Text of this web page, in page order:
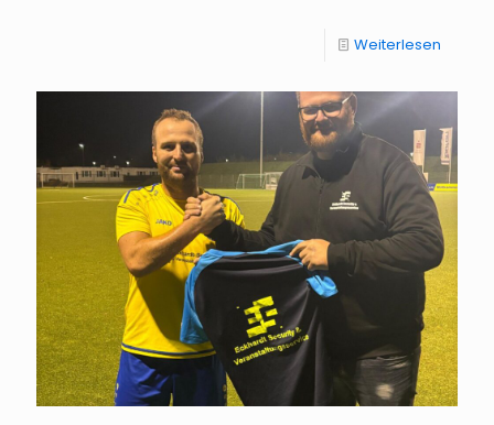
Weiterlesen